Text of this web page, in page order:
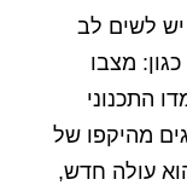
יש לשים לב
מצבו
התכנוני
מהיקפו של
עולה חדש,